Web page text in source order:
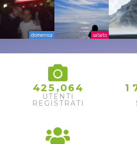
domenica sabato
425 ,064
UTENTI
REGISTRATI
1